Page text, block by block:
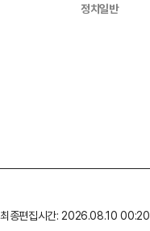
정치일반
최종편집시간: 2026.08.10 00:20